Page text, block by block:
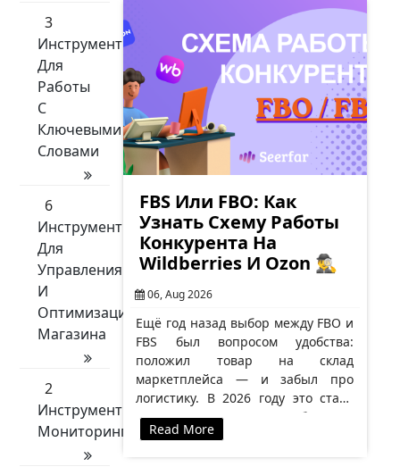
3
Инструменты
Для
Работы
С
Ключевыми
Словами
6
Инструменты
Для
Управления
И
Оптимизации
Магазина
2
Инструменты
Мониторинга
FBS Или FBO: Как
Узнать Схему Работы
Конкурента На
Wildberries И Ozon 🕵️‍♂️
06, Aug 2026
Ещё год назад выбор между FBO и
FBS был вопросом удобства:
положил товар на склад
маркетплейса — и забыл про
логистику. В 2026 году это стало
вопросом выживания бизнеса.
Причина…
Read More